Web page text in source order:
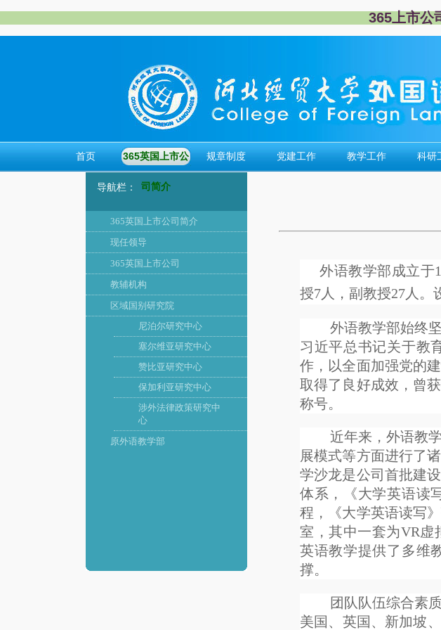
365上市公
首页 ​365英国上市公
司简介
规章制度 党建工作 教学工作 科研
导航栏：
​365英国上市公司简介
现任领导
365英国上市公司
教辅机构
区域国别研究院
尼泊尔研究中心
塞尔维亚研究中心
赞比亚研究中心
保加利亚研究中心
涉外法律政策研究中
心
原外语教学部
外语教学部成立于
授7人，副教授27人。
外语教学部始终
习近平总书记关于教
作，以全面加强党的
取得了良好成效，曾
称号。
近年来，外语教
展模式等方面进行了
学沙龙是公司首批建
体系，《大学英语读
程，《大学英语读写
室，其中一套为VR虚
英语教学提供了多维
撑。
团队队伍综合素
美国、英国、新加坡